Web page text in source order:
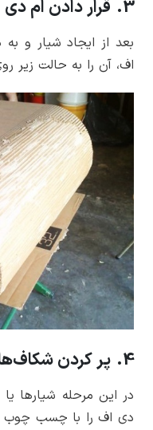
3. قرار دادن ام دی اف شکاف خورده روی قالب
بعد از ایجاد شیار و
اف، آن را به حالت زیر
4. پر کردن شکاف‌ها
در این مرحله شیارها
دی اف را با چسب چوب